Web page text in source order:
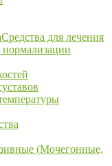
Средства для лечения
нормализации
(Мочегонные,